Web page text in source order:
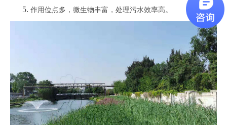
作用位点多，微生物丰富，处理污水效率高。